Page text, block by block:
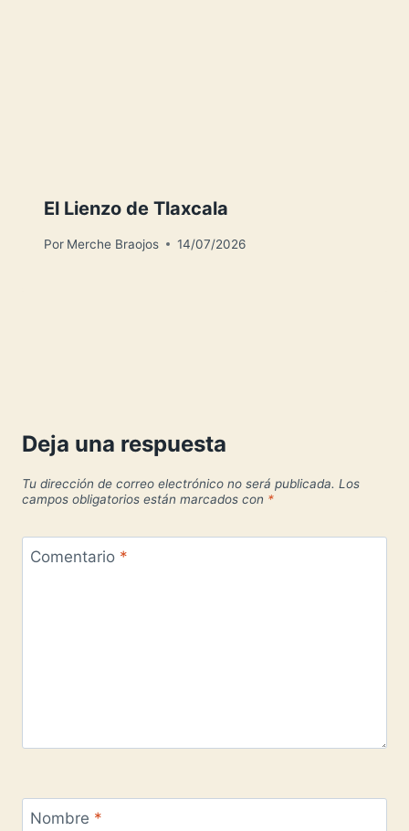
El Lienzo de Tlaxcala
Por Merche Braojos 14/07/2026
Deja una respuesta
Tu dirección de correo electrónico no será publicada. Los
campos obligatorios están marcados con *
Comentario *
Nombre *